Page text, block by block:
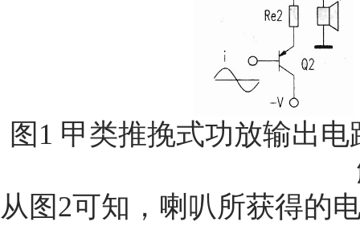
图1 甲类推挽式功放
从图2可知，喇叭所获得的